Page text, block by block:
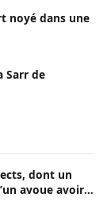
noyé dans une
Sarr de
dont un
avoue avoir